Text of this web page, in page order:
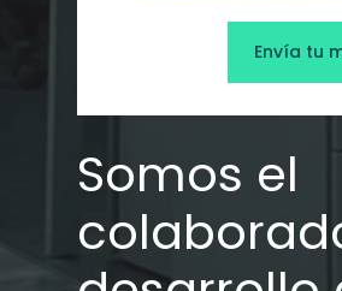
Somos el